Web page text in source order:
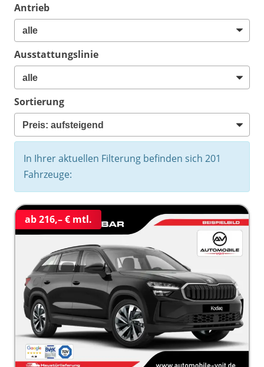
Antrieb
Ausstattungslinie
Sortierung
In Ihrer aktuellen Filterung befinden sich 201
Fahrzeuge:
ab 216,– € mtl.